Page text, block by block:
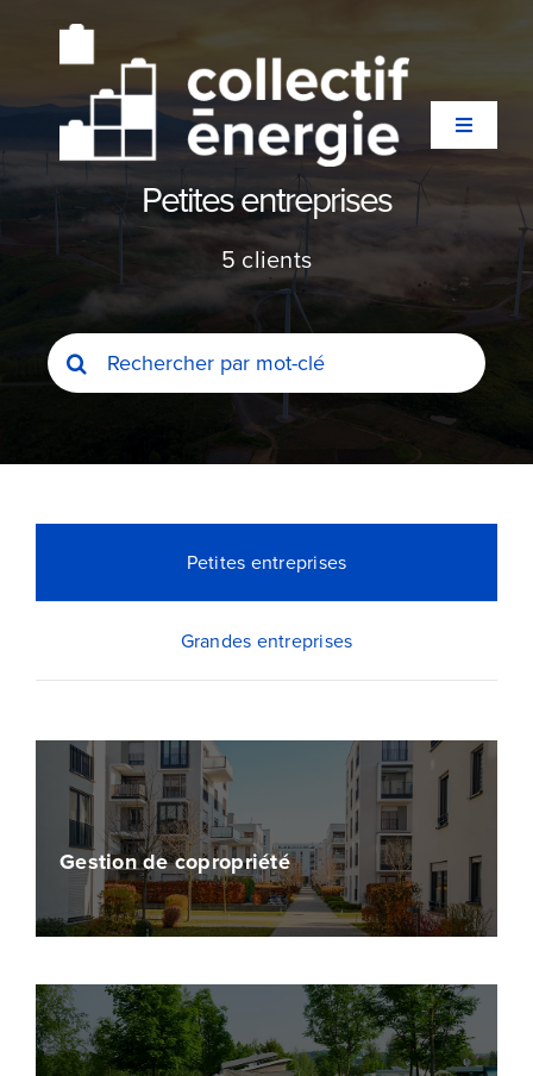
Toggle
Qui sommes-nous ?
Expertises
Agences
Je compare dès maintenant
Petites entreprises
5 clients
Rechercher:
Petites entreprises
Grandes entreprises
Gestion de copropriété